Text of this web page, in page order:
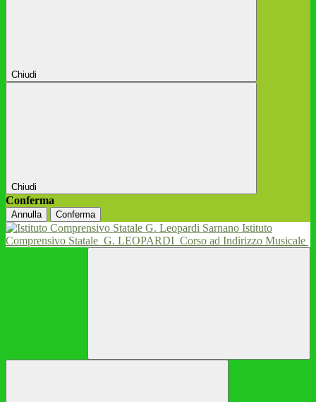
Chiudi
Chiudi
Conferma
Annulla Conferma
Istituto
Comprensivo Statale G. LEOPARDI Corso ad Indirizzo Musicale